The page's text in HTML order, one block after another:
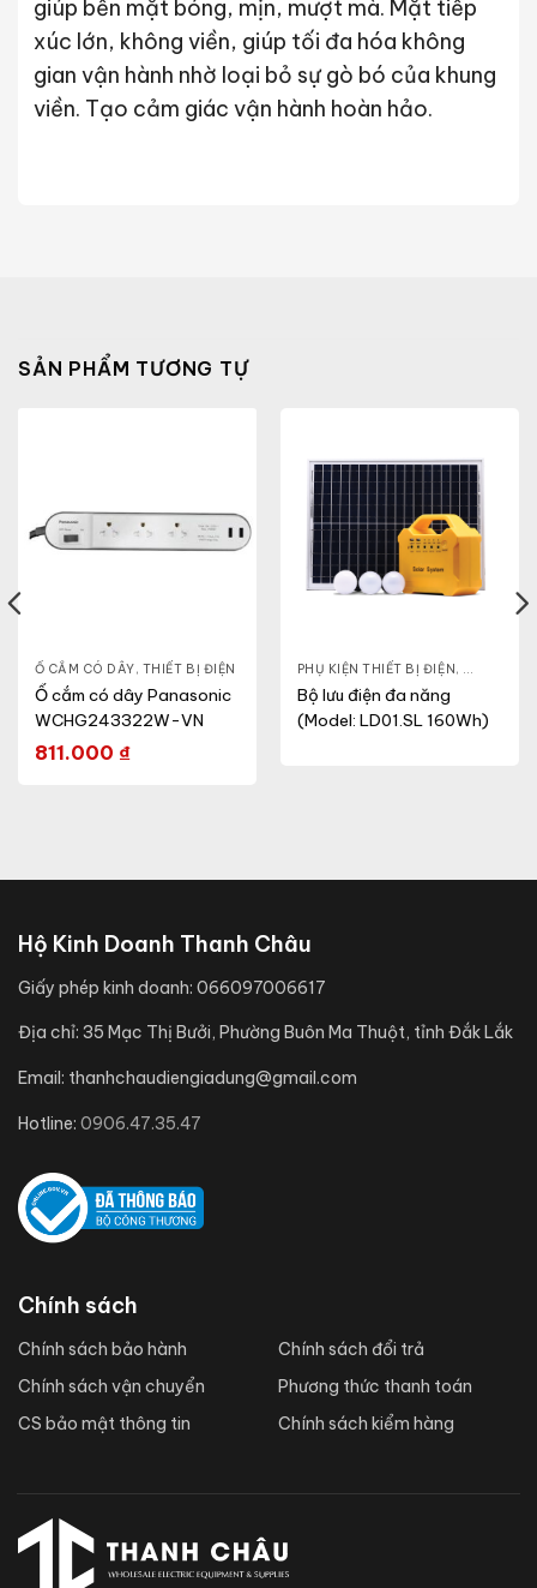
giúp bền mặt bóng, mịn, mượt mà. Mặt tiếp
xúc lớn, không viền, giúp tối đa hóa không
gian vận hành nhờ loại bỏ sự gò bó của khung
viền. Tạo cảm giác vận hành hoàn hảo.
SẢN PHẨM TƯƠNG TỰ
Ổ CẮM CÓ DÂY, THIẾT BỊ ĐIỆN
Ổ cắm có dây Panasonic
WCHG243322W-VN
811.000 ₫
PHỤ KIỆN THIẾT BỊ ĐIỆN, THIẾT BỊ
Bộ lưu điện đa năng
(Model: LD01.SL 160Wh)
BỊ ĐIỆN
Hộ Kinh Doanh Thanh Châu
Giấy phép kinh doanh: 066097006617
Địa chỉ: 35 Mạc Thị Bưởi, Phường Buôn Ma Thuột, tỉnh Đắk Lắk
Email: thanhchaudiengiadung@gmail.com
Hotline: 0906.47.35.47
Chính sách
Chính sách bảo hành
Chính sách vận chuyển
CS bảo mật thông tin
Chính sách đổi trả
Phương thức thanh toán
Chính sách kiểm hàng